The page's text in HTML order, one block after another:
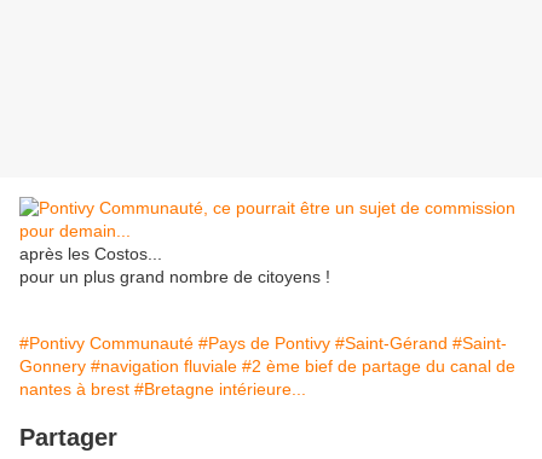
après les Costos...
pour un plus grand nombre de citoyens !
#Pontivy Communauté #Pays de Pontivy #Saint-Gérand #Saint-
Gonnery #navigation fluviale #2 ème bief de partage du canal de
nantes à brest #Bretagne intérieure...
Partager